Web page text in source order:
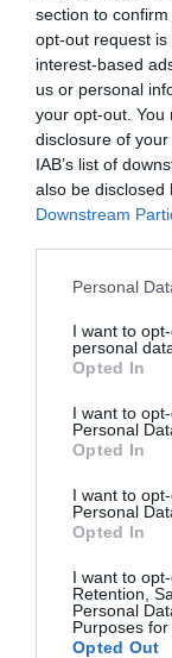
section to
opt-out request
interest-based
us or personal
your opt-out. You
disclosure of
IAB’s list of
also be disclosed
Downstream
Please note that
not limited to
grant or deny
use your data
consent section.
Personal
I want to
personal
Opted In
I want to
Personal
Opted In
I want to
Personal
Opted In
I want to
Retention,
Personal
Purposes for
Opted Out
Rólunk:
Kapcsolat
http://
https://